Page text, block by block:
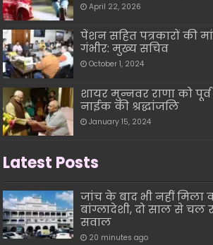
April 22, 2026
पेंशन सहित पत्रकारों की
गंभीर: मुख्य सचिव
October 1, 2024
शायर मुन्नवर राणा को
नाईक की श्रद्धांजलि
January 15, 2024
Latest Posts
जांच के बाद भी नहीं मिला
बांग्लादेशी, दो साल से चल
सवाल
20 minutes ago